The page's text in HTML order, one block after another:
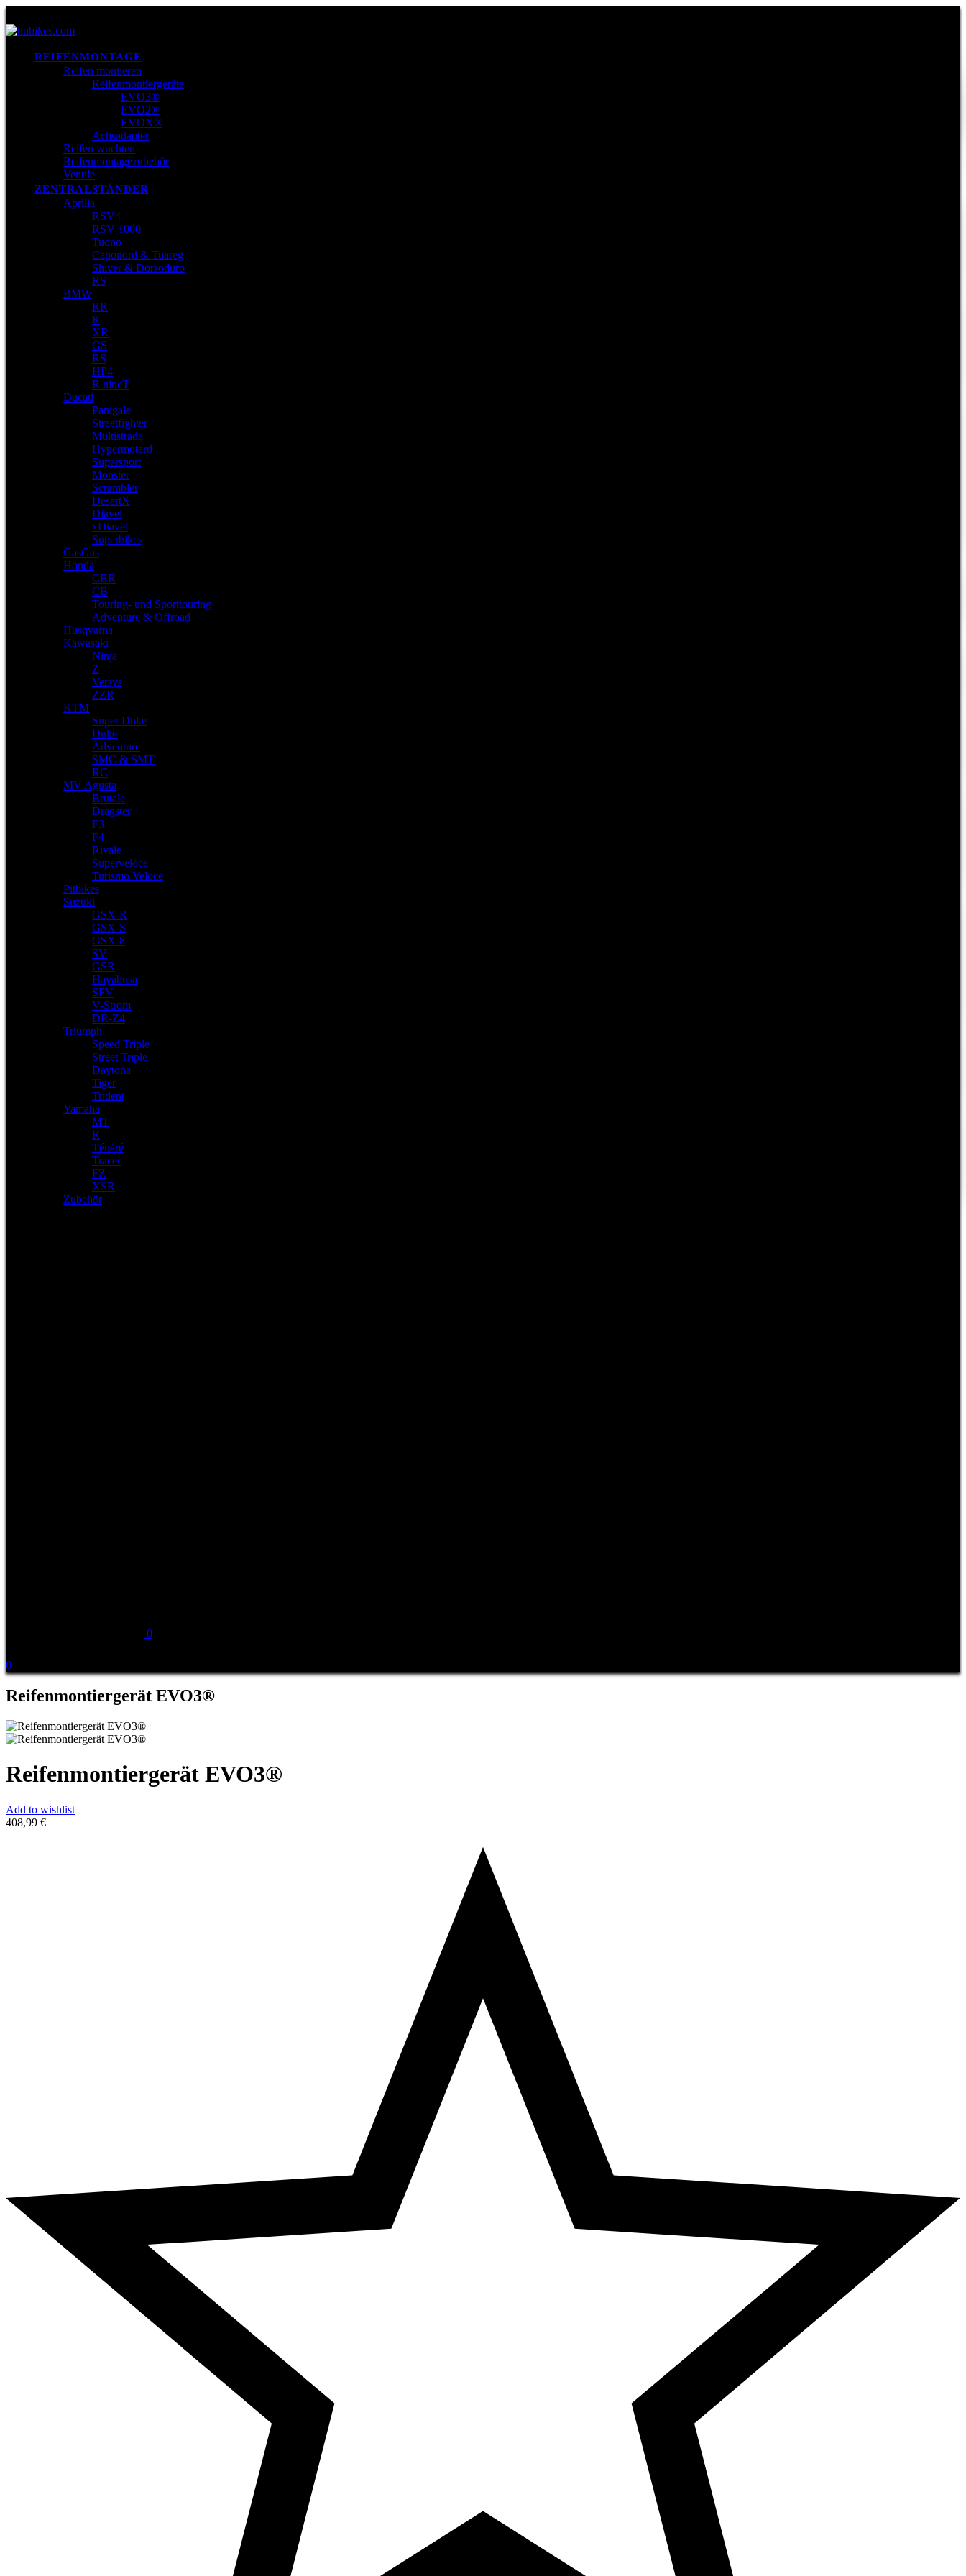
REIFENMONTAGE
Reifen montieren
Reifenmontiergeräte
EVO3®
EVO2®
EVOX®
Achsadapter
Reifen wuchten
Reifenmontagezubehör
Ventile
ZENTRALSTÄNDER
Aprilia
RSV4
RSV 1000
Tuono
Caponord & Tuareg
Shiver & Dorsoduro
RS
BMW
RR
R
XR
GS
RS
HP4
R nineT
Ducati
Panigale
Streetfighter
Multistrada
Hypermotard
Supersport
Monster
Scrambler
DesertX
Diavel
xDiavel
Superbikes
GasGas
Honda
CBR
CB
Touring- und Sporttouring
Adventure & Offroad
Husqvarna
Kawasaki
Ninja
Z
Versys
ZZR
KTM
Super Duke
Duke
Adventure
SMC & SMT
RC
MV Agusta
Brutale
Dragster
F3
F4
Rivale
Superveloce
Turismo Veloce
Pitbikes
Suzuki
GSX-R
GSX-S
GSX-8
SV
GSR
Hayabusa
SFV
V-Strom
DR-Z4
Triumph
Speed Triple
Street Triple
Daytona
Tiger
Trident
Yamaha
MT
R
Ténéré
Tracer
FZ
XSR
Zubehör
0
0
Reifenmontiergerät EVO3®
Reifenmontiergerät EVO3®
Add to wishlist
408,99 €